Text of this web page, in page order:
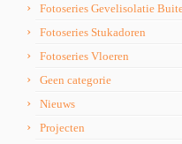
Fotoseries Gevelisolatie
Fotoseries Stukadoren
Fotoseries Vloeren
Geen categorie
Nieuws
Projecten